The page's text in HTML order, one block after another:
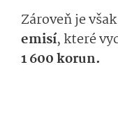
Zároveň je
emisí, které
1 600 korun.